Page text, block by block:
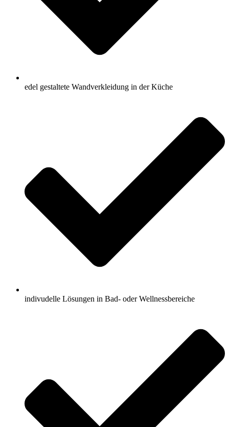
edel gestaltete Wandverkleidung in der Küche
indivudelle Lösungen in Bad- oder Wellnessbereiche